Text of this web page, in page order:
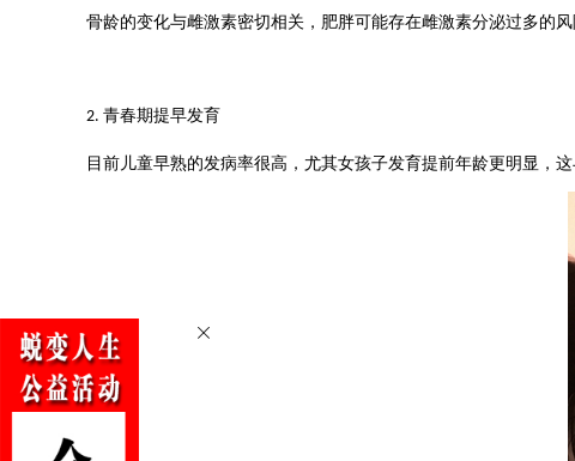
骨龄的变化与雌激素密切相关，肥胖可能存在雌激素分泌过多的
2. 青春期提早发育
目前儿童早熟的发病率很高，尤其女孩子发育提前年龄更明显，这